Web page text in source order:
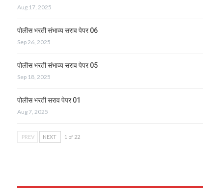
Aug 17, 2025
पोलीस भरती संभाव्य सराव पेपर 06
Sep 26, 2025
पोलीस भरती संभाव्य सराव पेपर 05
Sep 18, 2025
पोलीस भरती सराव पेपर 01
Aug 7, 2025
PREV NEXT 1 of 22